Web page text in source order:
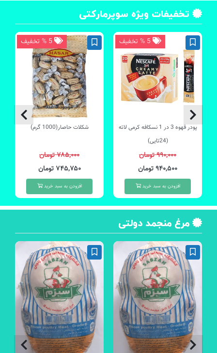
تخفیفات ویژه سوپرمارکتی
5 % تخفیف
پودر قهوه 3 در 1 نسکافه کرمی لاته
(24تایی)
۹۹۰,۰۰۰ تومان
۹۴۰,۵۰۰ تومان
افزودن به سبد خرید
5 % تخفیف
موجود 3 عدد
شکلات حاصار(1000 گرم)
۷۸۵,۰۰۰ تومان
۷۴۵,۷۵۰ تومان
افزودن به سبد خرید
مرغ منجمد دولتی